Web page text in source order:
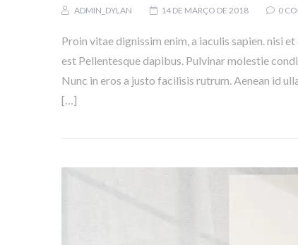
ADMIN_DYLAN 14 DE MARÇO DE 2018 0
Proin vitae dignissim enim, a iaculis sapien. nisi
est Pellentesque dapibus. Pulvinar molestie
Nunc in eros a justo facilisis rutrum. Aenean id
[…]